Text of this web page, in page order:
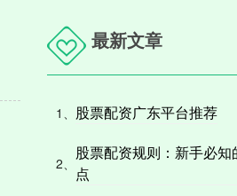
最新文章
1、 股票配资广东平台推荐
2、
股票配资规则：新手必
点